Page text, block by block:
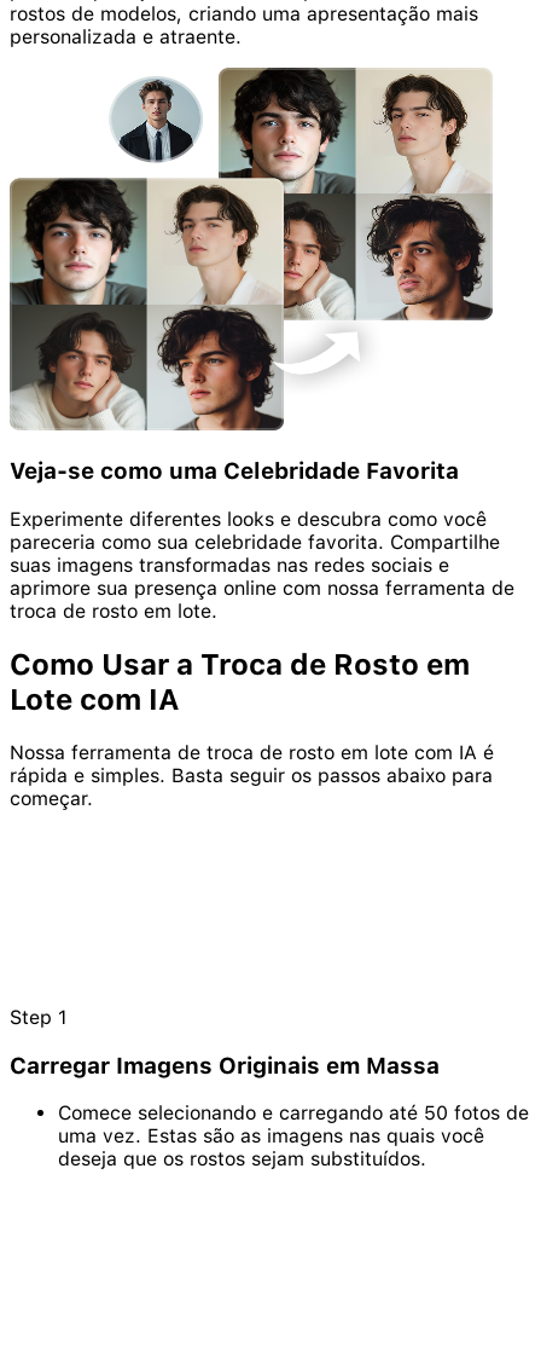
rostos de modelos, criando uma apresentação mais
personalizada e atraente.
Veja-se como uma Celebridade Favorita
Experimente diferentes looks e descubra como você
pareceria como sua celebridade favorita. Compartilhe
suas imagens transformadas nas redes sociais e
aprimore sua presença online com nossa ferramenta de
troca de rosto em lote.
Como Usar a Troca de Rosto em
Lote com IA
Nossa ferramenta de troca de rosto em lote com IA é
rápida e simples. Basta seguir os passos abaixo para
começar.
Step 1
Carregar Imagens Originais em Massa
Comece selecionando e carregando até 50 fotos de
uma vez. Estas são as imagens nas quais você
deseja que os rostos sejam substituídos.